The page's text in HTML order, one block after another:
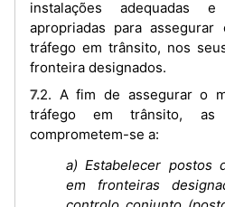
instalações adequadas
apropriadas para
tráfego em trânsito, nos
fronteira designados.
7.2. A fim de assegurar o movimento expedito de
tráfego em trânsito, as
comprometem-se a:
a) Estabelecer postos
em fronteiras